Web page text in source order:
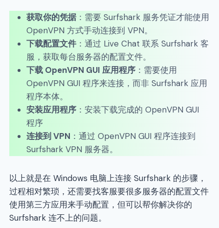
获取你的凭据 ：需要 Surfshark 服务凭证才能使用
OpenVPN 方式手动连接到 VPN。
下载配置文件 ：通过 Live Chat 联系 Surfshark 客
服，获取每台服务器的配置文件。
下载 OpenVPN GUI 应用程序 ：需要使用
OpenVPN GUI 程序来连接，而非 Surfshark 应用
程序本体。
安装应用程序 ：安装下载完成的 OpenVPN GUI
程序
连接到 VPN ：通过 OpenVPN GUI 程序连接到
Surfshark VPN 服务器。
以上就是在 Windows 电脑上连接 Surfshark 的步骤，
过程相对繁琐，还需要找客服要很多服务器的配置文件
使用第三方应用来手动配置，但可以帮你解决你的
Surfshark 连不上的问题。